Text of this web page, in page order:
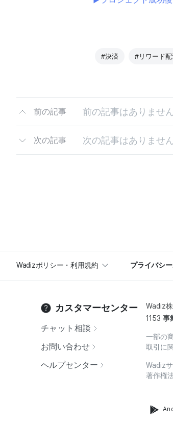
#決済 #リワード配
前の記事 前の記事はありません
次の記事 次の記事はありません
Wadizポリシー・利用規約 プライバシ
カスタマーセンター
チャット相談
お問い合わせ
ヘルプセンター
Wadiz
1153 事
一部の
取引に
Wadiz
著作権